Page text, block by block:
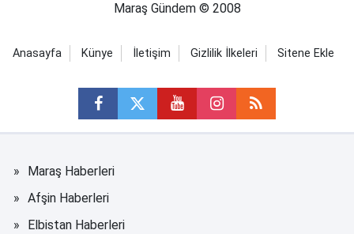
Maraş Gündem © 2008
Anasayfa Künye İletişim Gizlilik İlkeleri Sitene Ekle
Maraş Haberleri
Afşin Haberleri
Elbistan Haberleri